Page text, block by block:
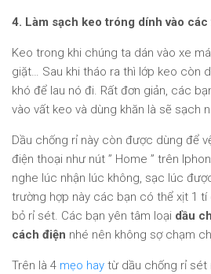
4. Làm sạch keo tróng dính vào các
Keo trong khi chúng ta dán vào xe
giặt… Sau khi tháo ra thì lớp keo còn
khó để lau nó đi. Rất đơn giản, các
vào vất keo và dùng khăn là sẽ sạch
Dầu chống rỉ này còn được dùng để
điện thoại như nút ” Home ” trên
nghe lúc nhận lúc không, sạc lúc
trường hợp này các bạn có thể xịt 1 tí
bỏ rỉ sét. Các bạn yên tâm loại dầu
cách điện nhé nên không sợ chạm
Trên là 4 mẹo hay từ dầu chống rỉ sét